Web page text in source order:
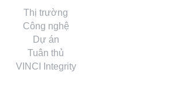
Thị trường
Công nghệ
Dự án
Tuân thủ
VINCI Integrity